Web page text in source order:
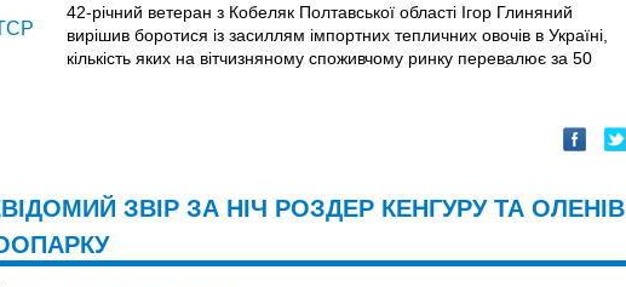
42-річний ветеран з Кобеляк Полтавської області Ігор Глиняний
вирішив боротися із засиллям імпортних тепличних овочів в Україні,
кількість яких на вітчизняному споживчому ринку перевалює за 50
ЗВІР ЗА НІЧ РОЗДЕР КЕНГУРУ ТА ОЛЕНІВ